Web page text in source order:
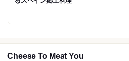
Cheese To Meat You